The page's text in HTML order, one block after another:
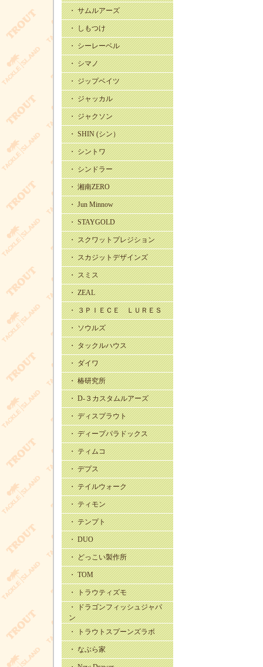
・ サムルアーズ
・ しもつけ
・ シーレーベル
・ シマノ
・ ジップベイツ
・ ジャッカル
・ ジャクソン
・ SHIN (シン）
・ シントワ
・ シンドラー
・ 湘南ZERO
・ Jun Minnow
・ STAYGOLD
・ スクワットプレジション
・ スカジットデザインズ
・ スミス
・ ZEAL
・ ３ＰＩＥＣＥ ＬＵＲＥＳ
・ ソウルズ
・ タックルハウス
・ ダイワ
・ 椿研究所
・ D-３カスタムルアーズ
・ ディスプラウト
・ ディープパラドックス
・ ティムコ
・ デプス
・ テイルウォーク
・ ティモン
・ テンプト
・ DUO
・ どっこい製作所
・ TOM
・ トラウティズモ
・ ドラゴンフィッシュジャパ
ン
・ トラウトスプーンズラボ
・ なぶら家